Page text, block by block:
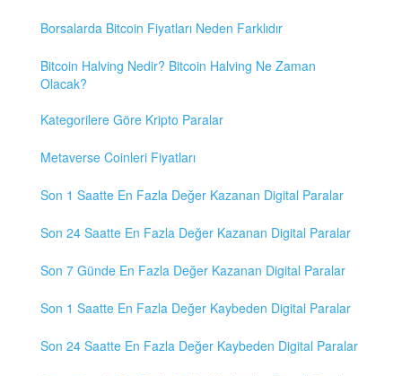
Borsalarda Bitcoin Fiyatları Neden Farklıdır
Bitcoin Halving Nedir? Bitcoin Halving Ne Zaman
Olacak?
Kategorilere Göre Kripto Paralar
Metaverse Coinleri Fiyatları
Son 1 Saatte En Fazla Değer Kazanan Digital Paralar
Son 24 Saatte En Fazla Değer Kazanan Digital Paralar
Son 7 Günde En Fazla Değer Kazanan Digital Paralar
Son 1 Saatte En Fazla Değer Kaybeden Digital Paralar
Son 24 Saatte En Fazla Değer Kaybeden Digital Paralar